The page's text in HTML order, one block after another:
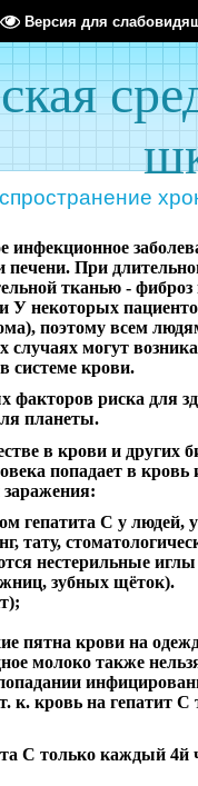
Версия для
При
тканью -
некоторых
поэтому всем
случаях могут
системе крови.
факторов риска для
планеты.
в крови и других
попадает в
гепатита С у
тату,
нестерильные
зубных щёток).
пятна крови на
молоко также
к. кровь на
С только каждый